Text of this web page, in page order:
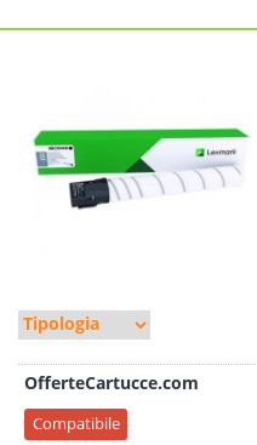
OfferteCartucce.com
Compatibile